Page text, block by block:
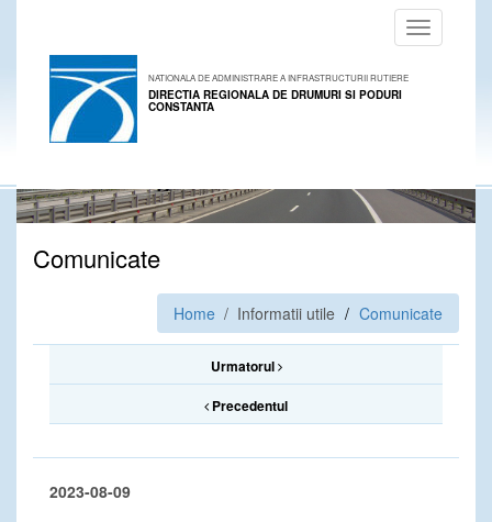
Toggle
navigation
NATIONALA DE ADMINISTRARE A INFRASTRUCTURII RUTIERE
DIRECTIA REGIONALA DE DRUMURI SI PODURI
CONSTANTA
Comunicate
Home / Informatii utile Comunicate
Urmatorul
Precedentul
2023-08-09